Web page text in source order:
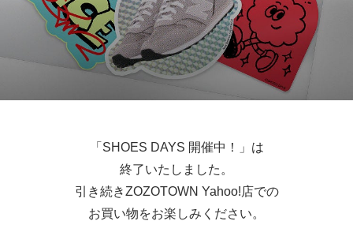
「 SHOES DAYS 開催中！
」は
終了いたしました。
引き続きZOZOTOWN Yahoo!店での
お買い物をお楽しみください。